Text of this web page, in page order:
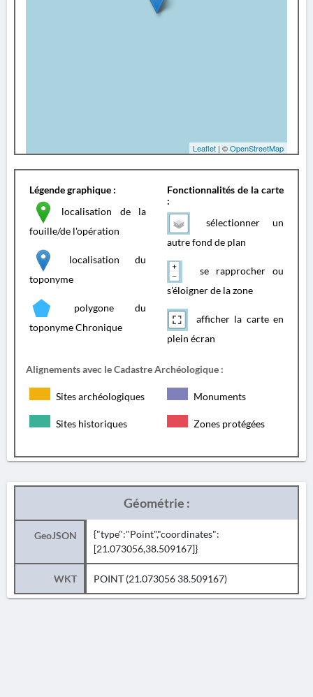
Leaflet | ©OpenStreetMap
Légende graphique :
localisation de la
fouille/de l'opération
localisation du
toponyme
polygone du
toponyme Chronique
Fonctionnalités de la carte
:
sélectionner un
autre fond de plan
se rapprocher ou
s'éloigner de la zone
afficher la carte en
plein écran
Alignements avec le Cadastre Archéologique :
Sites archéologiques Monuments
Sites historiques Zones protégées
Géométrie :
GeoJSON
{"type":"Point","coordinates":
[21.073056,38.509167]}
WKT POINT (21.073056 38.509167)